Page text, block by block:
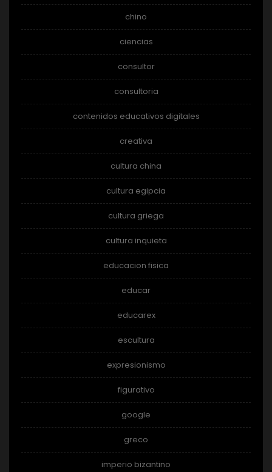
chino
ciencias
consultor
consultoria
contenidos educativos digitales
creativa
cultura china
cultura egipcia
cultura griega
cultura inquieta
educacion fisica
educar
educarex
escultura
expresionismo
figurativo
google
greco
imperio bizantino